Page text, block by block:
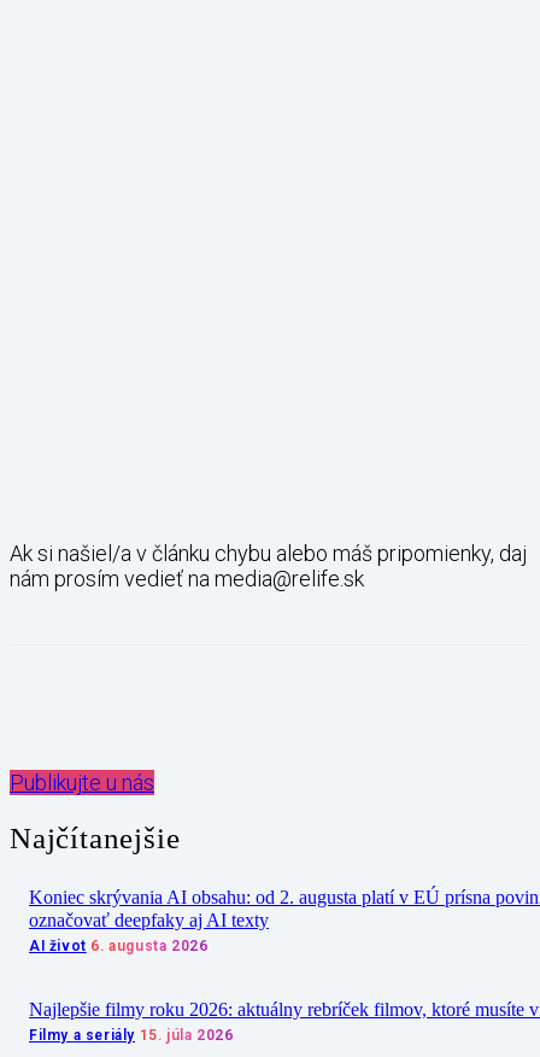
Ak si našiel/a v článku chybu alebo máš pripomienky, daj
nám prosím vedieť na media@relife.sk
Publikujte u nás
Najčítanejšie
Koniec skrývania AI obsahu: od 2. augusta platí v EÚ prísna
označovať deepfaky aj AI texty
AI život 6. augusta 2026
Najlepšie filmy roku 2026: aktuálny rebríček filmov, ktoré musíte
Filmy a seriály 15. júla 2026